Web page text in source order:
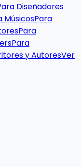
Diseñadores
MúsicosPara
Para
Para
y AutoresVer